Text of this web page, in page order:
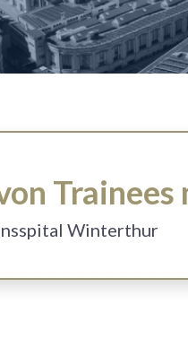
Winterthur